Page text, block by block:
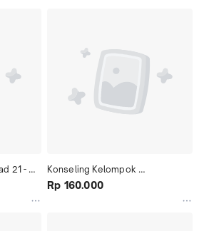
21 -
Konseling Kelompok
Perkembangan
Rp 160.000